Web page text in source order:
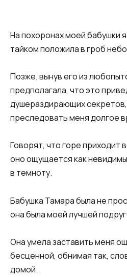
На похоронах моей бабушки
тайком положила в гроб
Позже, вынув его из
предполагала, что это
душераздирающих
преследовать меня долгое
Говорят, что горе приходит
оно ощущается как
в темноту.
Бабушка Тамара была не
она была моей лучшей
Она умела заставить меня
бесценной, обнимая так,
домой.